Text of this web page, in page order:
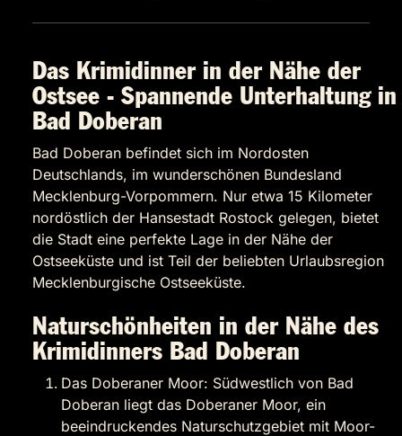
Das Krimidinner in der Nähe der
Ostsee - Spannende Unterhaltung in
Bad Doberan
Bad Doberan befindet sich im Nordosten
Deutschlands, im wunderschönen Bundesland
Mecklenburg-Vorpommern. Nur etwa 15 Kilometer
nordöstlich der Hansestadt Rostock gelegen, bietet
die Stadt eine perfekte Lage in der Nähe der
Ostseeküste und ist Teil der beliebten Urlaubsregion
Mecklenburgische Ostseeküste.
Naturschönheiten in der Nähe des
Krimidinners Bad Doberan
Das Doberaner Moor: Südwestlich von Bad
Doberan liegt das Doberaner Moor, ein
beeindruckendes Naturschutzgebiet mit Moor-